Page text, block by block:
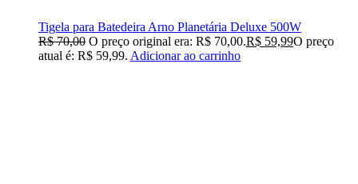
Tigela para Batedeira Arno Planetária Deluxe 500W
R$70,00 O preço original era: R$ 70,00.R$ 59,99O preço
atual é: R$ 59,99. Adicionar ao carrinho